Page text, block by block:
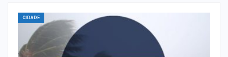
CIDADE